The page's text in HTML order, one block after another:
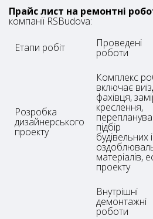
Прайс лист на ремонтні
компанії RSBudova:
Етапи робіт Проведені
роботи
Розробка
дизайнерського
проекту
Комплекс
включає
фахівця,
креслення,
підбір
будівельних і
матеріалів,
проекту
Внутрішні
демонтажні
роботи